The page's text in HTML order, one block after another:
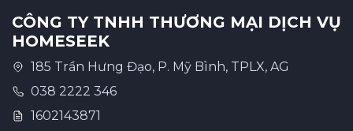
CÔNG TY TNHH THƯƠNG MẠI DỊCH VỤ
HOMESEEK
185 Trần Hưng Đạo, P. Mỹ Bình, TPLX, AG
038 2222 346
1602143871